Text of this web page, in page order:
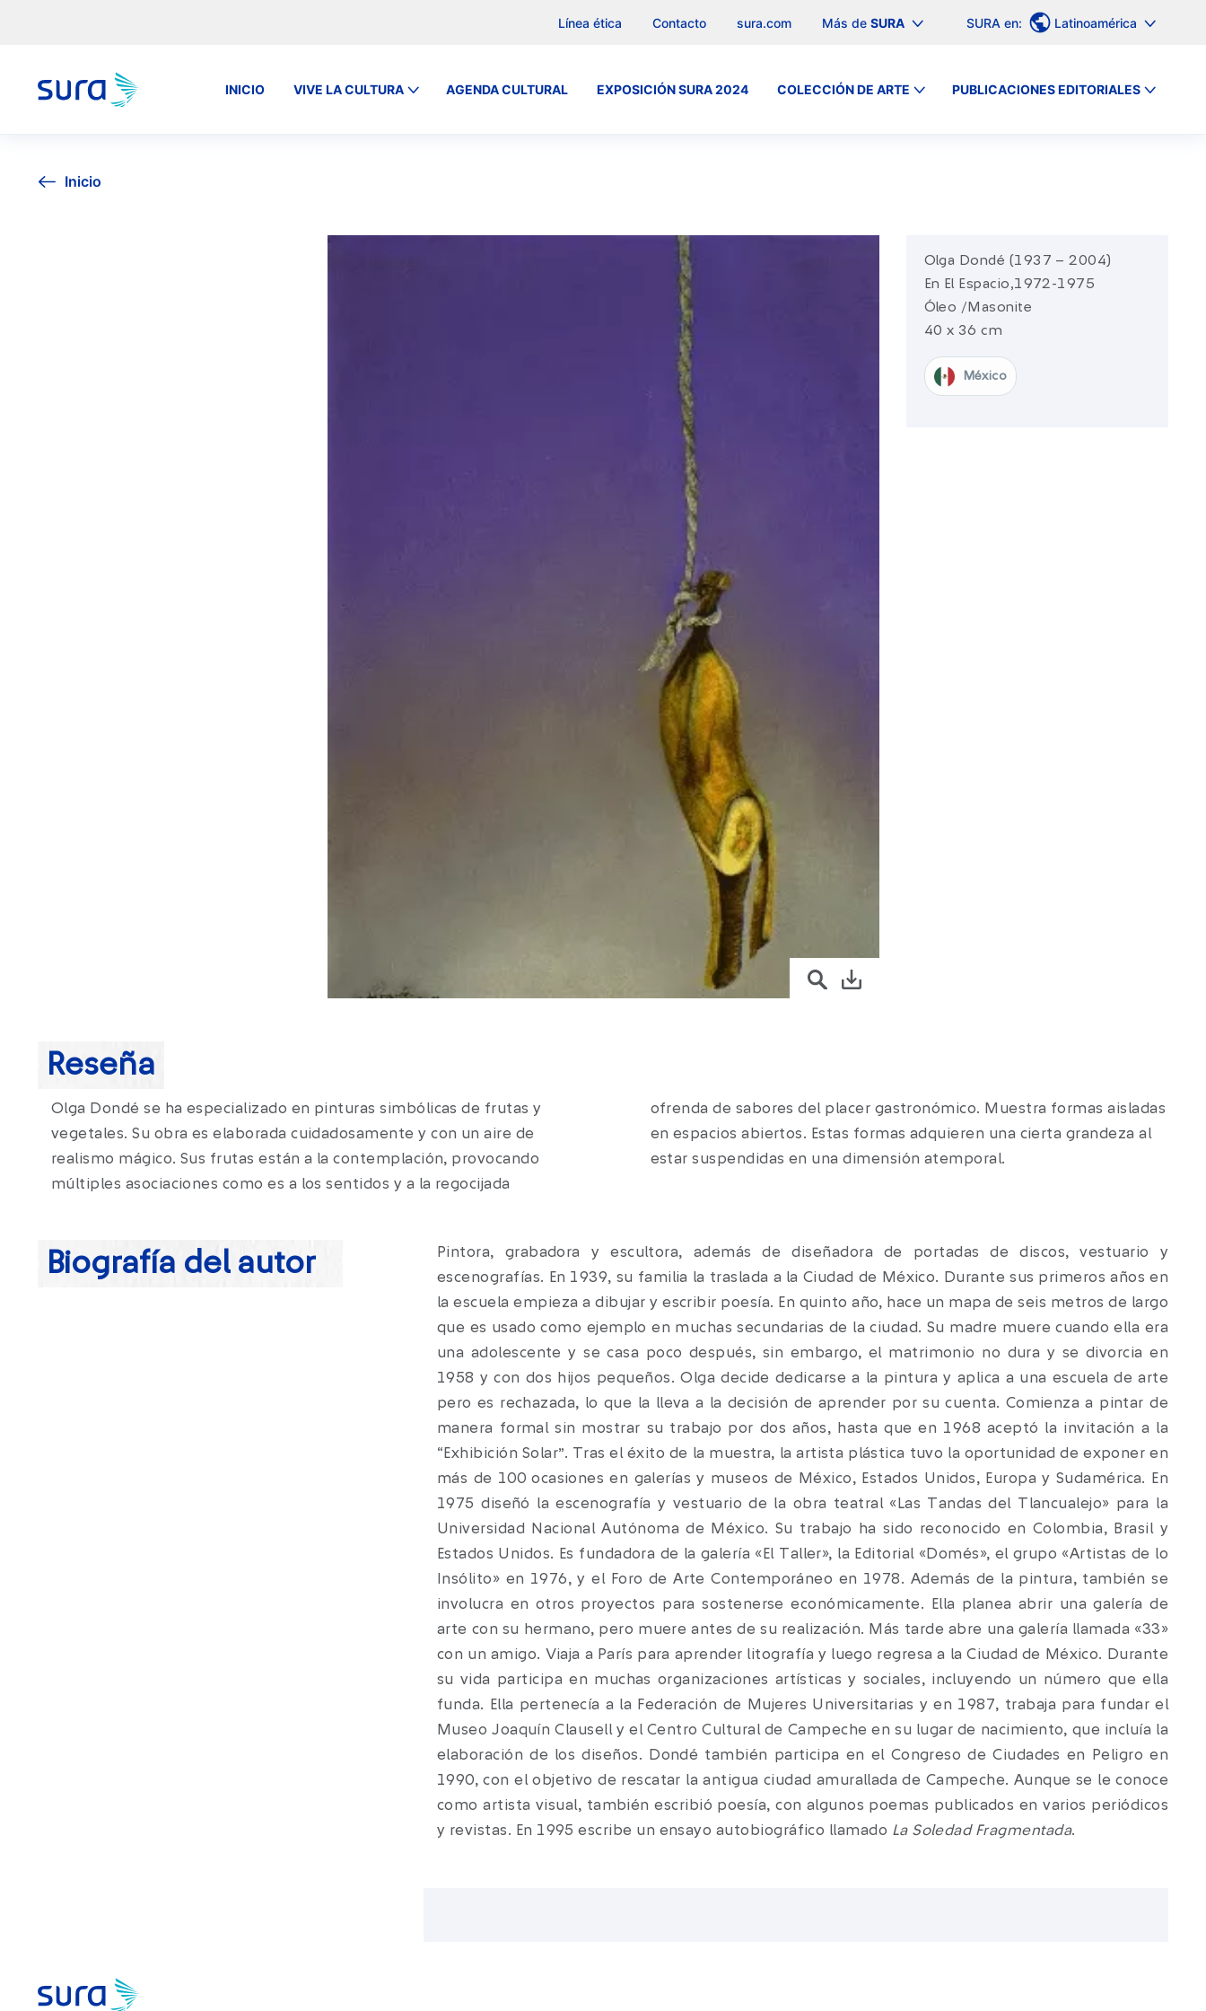
Línea ética Contacto sura.com Más de SURA SURA en: Latinoamérica
INICIO VIVE LA CULTURA AGENDA CULTURAL EXPOSICIÓN SURA 2024 COLECCIÓN DE ARTE PUBLICACIONES EDITORIALES
Inicio
Olga Dondé (1937 – 2004)
En El Espacio,1972-1975
Óleo /Masonite
40 x 36 cm
México​
Reseña
Olga Dondé se ha especializado en pinturas simbólicas de frutas y
vegetales. Su obra es elaborada cuidadosamente y con un aire de
realismo mágico. Sus frutas están a la contemplación, provocando
múltiples asociaciones como es a los sentidos y a la regocijada
ofrenda de sabores del placer gastronómico. Muestra formas aisladas
en espacios abiertos. Estas formas adquieren una cierta grandeza al
estar suspendidas en una dimensión atemporal.
Biografía del autor
Pintora, grabadora y escultora, además de diseñadora de portadas de discos, vestuario y
escenografías. En 1939, su familia la traslada a la Ciudad de México. Durante sus primeros años en
la escuela empieza a dibujar y escribir poesía. En quinto año, hace un mapa de seis metros de largo
que es usado como ejemplo en muchas secundarias de la ciudad. Su madre muere cuando ella era
una adolescente y se casa poco después, sin embargo, el matrimonio no dura y se divorcia en
1958 y con dos hijos pequeños. Olga decide dedicarse a la pintura y aplica a una escuela de arte
pero es rechazada, lo que la lleva a la decisión de aprender por su cuenta. Comienza a pintar de
manera formal sin mostrar su trabajo por dos años, hasta que en 1968 aceptó la invitación a la
“Exhibición Solar”. Tras el éxito de la muestra, la artista plástica tuvo la oportunidad de exponer en
más de 100 ocasiones en galerías y museos de México, Estados Unidos, Europa y Sudamérica. En
1975 diseñó la escenografía y vestuario de la obra teatral «Las Tandas del Tlancualejo» para la
Universidad Nacional Autónoma de México. Su trabajo ha sido reconocido en Colombia, Brasil y
Estados Unidos. Es fundadora de la galería «El Taller», la Editorial «Domés», el grupo «Artistas de lo
Insólito» en 1976, y el Foro de Arte Contemporáneo en 1978. Además de la pintura, también se
involucra en otros proyectos para sostenerse económicamente. Ella planea abrir una galería de
arte con su hermano, pero muere antes de su realización. Más tarde abre una galería llamada «33»
con un amigo. Viaja a París para aprender litografía y luego regresa a la Ciudad de México. Durante
su vida participa en muchas organizaciones artísticas y sociales, incluyendo un número que ella
funda. Ella pertenecía a la Federación de Mujeres Universitarias y en 1987, trabaja para fundar el
Museo Joaquín Clausell y el Centro Cultural de Campeche en su lugar de nacimiento, que incluía la
elaboración de los diseños. Dondé también participa en el Congreso de Ciudades en Peligro en
1990, con el objetivo de rescatar la antigua ciudad amurallada de Campeche. Aunque se le conoce
como artista visual, también escribió poesía, con algunos poemas publicados en varios periódicos
y revistas. En 1995 escribe un ensayo autobiográfico llamado La Soledad Fragmentada.